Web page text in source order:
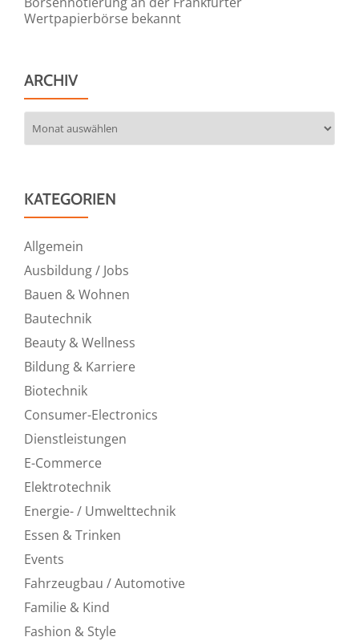
Wertpapierbörse bekannt
ARCHIV
KATEGORIEN
Allgemein
Ausbildung / Jobs
Bauen & Wohnen
Bautechnik
Beauty & Wellness
Bildung & Karriere
Biotechnik
Consumer-Electronics
Dienstleistungen
E-Commerce
Elektrotechnik
Energie- / Umwelttechnik
Essen & Trinken
Events
Fahrzeugbau / Automotive
Familie & Kind
Fashion & Style